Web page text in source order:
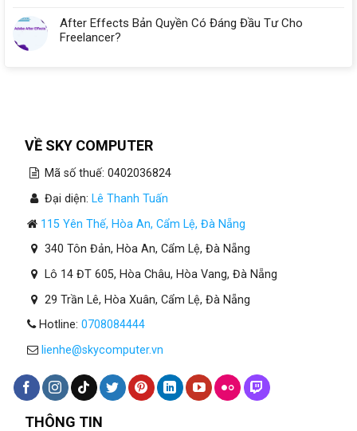
Cho
After Effects Bản Quyền Có Đáng Đầu Tư Cho
Freelancer?
VỀ SKY COMPUTER
Mã số thuế: 0402036824
Đại diện: Lê Thanh Tuấn
115 Yên Thế, Hòa An, Cẩm Lệ, Đà Nẵng
340 Tôn Đản, Hòa An, Cẩm Lệ, Đà Nẵng
Lô 14 ĐT 605, Hòa Châu, Hòa Vang, Đà Nẵng
29 Trần Lê, Hòa Xuân, Cẩm Lệ, Đà Nẵng
Hotline: 0708084444
lienhe@skycomputer.vn
THÔNG TIN